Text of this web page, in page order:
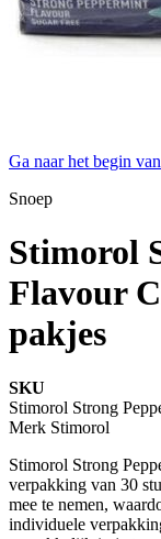
Ga naar het begin
Snoep
Stimorol
Flavour
pakjes
SKU
Stimorol Strong
Merk Stimorol
Stimorol Strong
verpakking van 30
mee te nemen,
individuele